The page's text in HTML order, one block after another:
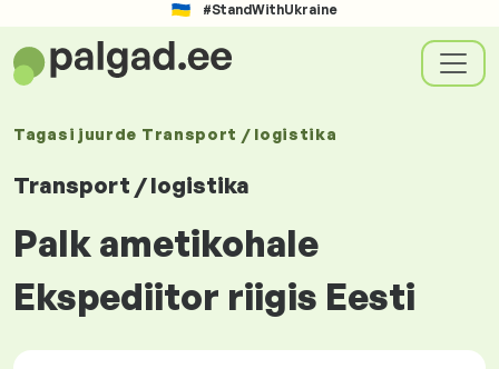
#StandWithUkraine
Tagasi juurde Transport / logistika
Transport / logistika
Palk ametikohale
Ekspediitor riigis Eesti